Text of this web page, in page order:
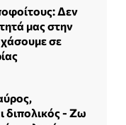
Δεν
μας στην
σε
διπολικός - Ζω